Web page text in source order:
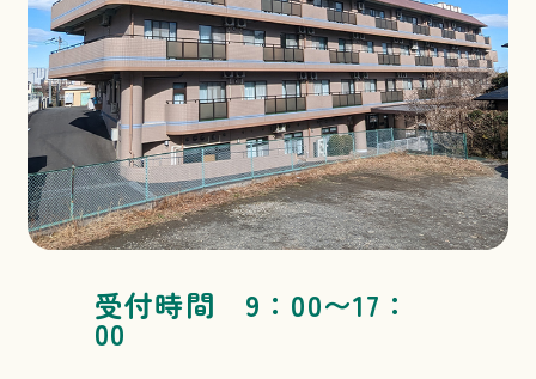
受付時間 9：00〜17：
00